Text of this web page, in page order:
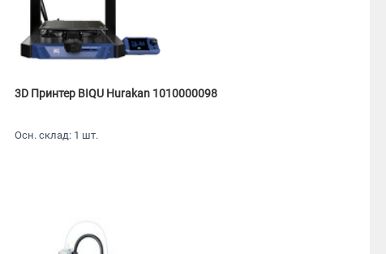
3D Принтер BIQU Hurakan 1010000098
Осн. склад: 1 шт.